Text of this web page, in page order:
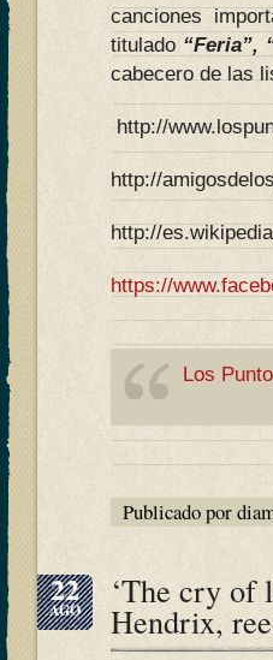
canciones
titulado “Feria”,
cabecero de las
http://
http://
http://
https://
Los
Publicado por
22
AGO ‘The cry of
Hendrix,